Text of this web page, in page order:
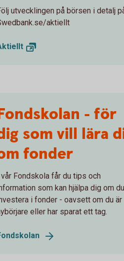
utvecklingen på börsen i detalj
aktiellt
- för
som vill lära
fonder
Fondskola får du tips och
som kan hjälpa dig om
i fonder - oavsett om du är
eller har sparat ett tag.